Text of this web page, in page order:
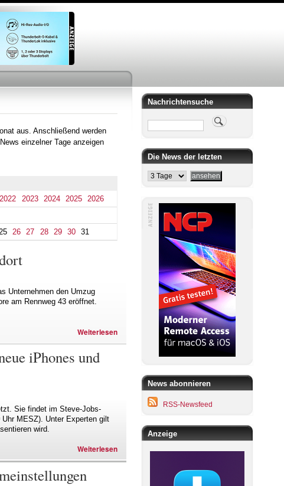
aus. Anschließend werden
einzelner Tage anzeigen
2022 2023 2024 2025
2026
26 27 28 29 30 31
Unternehmen den Umzug
am Rennweg 43 eröffnet.
Weiterlesen
iPhones und
Sie findet im Steve-Jobs-
MESZ). Unter Experten gilt
wird.
Weiterlesen
Nachrichtensuche
Suche
Die News der letzten
News abonnieren
RSS-Newsfeed
Anzeige